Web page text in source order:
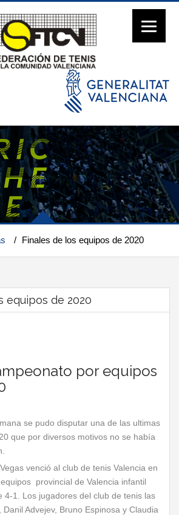
/ Finales de los equipos de 2020
equipos de 2020
por equipos
se pudo disputar una de las ultimas
que por diversos motivos no se había
venció al club de tenis Valencia en
provincial de Valencia infantil
4-1. Los jugadores del club de tenis las
Danil Advejev, Bruno Espinosa y Claudia